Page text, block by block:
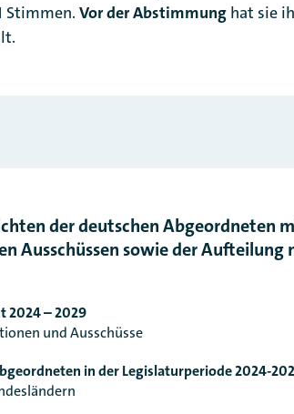
Stimmen. Vor der Abstimmung hat sie
der deutschen Abgeordneten
Ausschüssen sowie der Aufteilung
2024 – 2029
und Ausschüsse
in der Legislaturperiode 2024-